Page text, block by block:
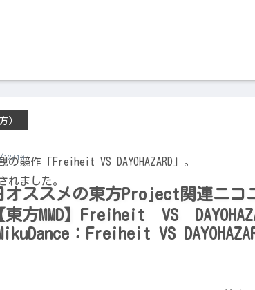
オススメの東方Project関連ニコ
東方MMD】Freiheit VS
）
12/19
の競作「Freiheit VS DAYOHAZARD」。
れました。
：Freiheit VS